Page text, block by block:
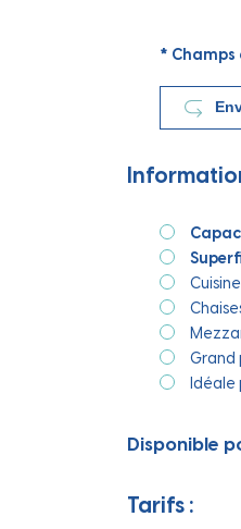
*
Grand
Idéale
Disponible
Tarifs :